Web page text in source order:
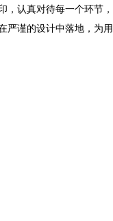
，认真对待每一个环节，
严谨的设计中落地，为用